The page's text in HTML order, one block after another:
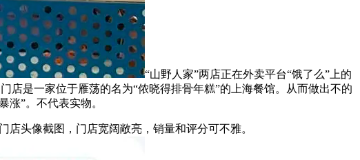
“山野人家”两店正在外卖平台“饿了么”上的
店是一家位于雁荡的名为“侬晓得排骨年糕”的上海餐馆。从而做出不的
涨”。不代表实物。
头像截图，门店宽阔敞亮，销量和评分可不雅。